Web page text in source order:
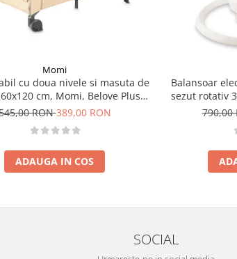
Momi
cu doua nivele si masuta de
cm, Momi, Belove Plus -
Beige
RON389,00 RON
ADAUGA IN COS
Balansoar
sezut rotativ
790,00
SOCIAL